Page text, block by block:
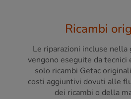
Ricambi
Le riparazioni incluse nella
vengono eseguite da tecnici
solo ricambi Getac
costi aggiuntivi dovuti alle
dei ricambi o della